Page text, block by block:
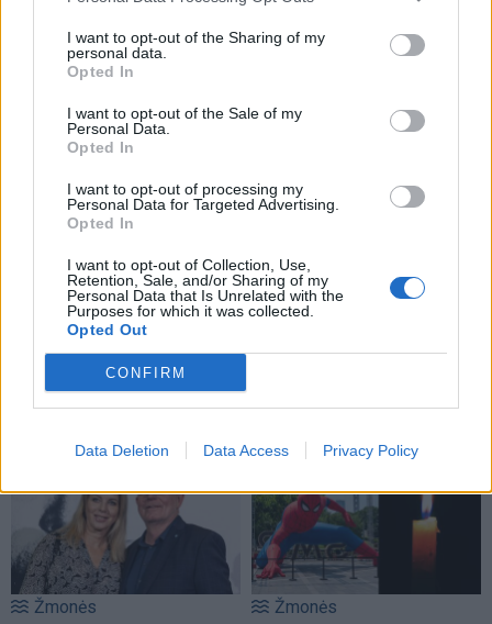
I want to opt-out of the Sharing of my
personal data.
Opted In
I want to opt-out of the Sale of my
Personal Data.
Opted In
I want to opt-out of processing my
Personal Data for Targeted Advertising.
Opted In
I want to opt-out of Collection, Use,
Retention, Sale, and/or Sharing of my
Personal Data that Is Unrelated with the
Purposes for which it was collected.
Opted Out
CONFIRM
Data Deletion Data Access Privacy Policy
Klaipėdos festivalis:
keturios meninės patirtys
Natūrali kova su šliužais:
bėgikes?
Sveikata
Nuo lapkričio daliai
pacientų pagalbą teiks
išplėstinės praktikos
Gyvenimas
Žmonės Žmonės